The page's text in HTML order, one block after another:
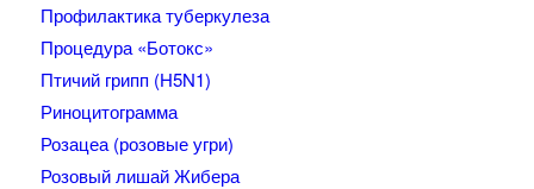
Профилактика туберкулеза
Процедура «Ботокс»
Птичий грипп (H5N1)
Риноцитограмма
Розацеа (розовые угри)
Розовый лишай Жибера